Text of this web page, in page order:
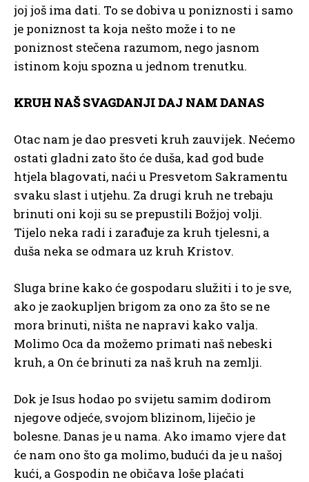
joj još ima dati. To se dobiva u poniznosti i samo
je poniznost ta koja nešto može i to ne
poniznost stečena razumom, nego jasnom
istinom koju spozna u jednom trenutku.
KRUH NAŠ SVAGDANJI DAJ NAM DANAS
Otac nam je dao presveti kruh zauvijek. Nećemo
ostati gladni zato što će duša, kad god bude
htjela blagovati, naći u Presvetom Sakramentu
svaku slast i utjehu. Za drugi kruh ne trebaju
brinuti oni koji su se prepustili Božjoj volji.
Tijelo neka radi i zarađuje za kruh tjelesni, a
duša neka se odmara uz kruh Kristov.
Sluga brine kako će gospodaru služiti i to je sve,
ako je zaokupljen brigom za ono za što se ne
mora brinuti, ništa ne napravi kako valja.
Molimo Oca da možemo primati naš nebeski
kruh, a On će brinuti za naš kruh na zemlji.
Dok je Isus hodao po svijetu samim dodirom
njegove odjeće, svojom blizinom, liječio je
bolesne. Danas je u nama. Ako imamo vjere dat
će nam ono što ga molimo, budući da je u našoj
kući, a Gospodin ne običava loše plaćati